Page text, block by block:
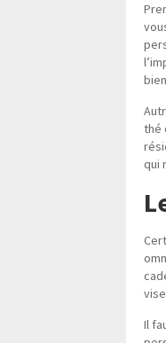
thé
qui
Il